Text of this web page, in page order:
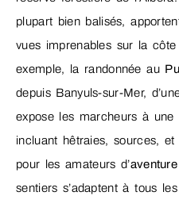
plupart bien balisés,
vues imprenables sur la
exemple, la randonnée au
depuis Banyuls-sur-Mer,
expose les marcheurs à une
incluant hêtraies, sources,
pour les amateurs d’
sentiers s’adaptent à tous